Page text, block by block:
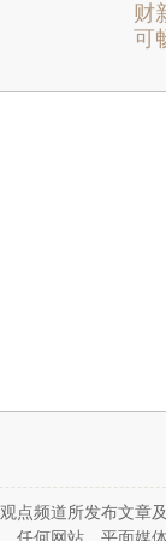
财
可
点频道所发布文章